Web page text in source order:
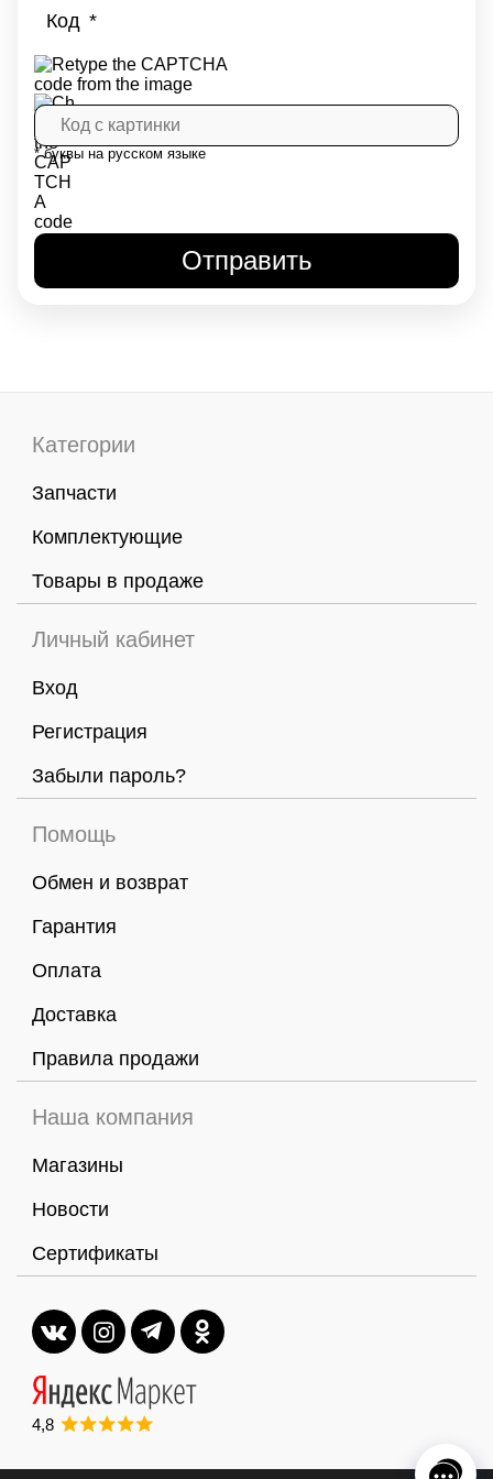
Код
* буквы на русском языке
Категории
Запчасти
Комплектующие
Товары в продаже
Личный кабинет
Вход
Регистрация
Забыли пароль?
Помощь
Обмен и возврат
Гарантия
Оплата
Доставка
Правила продажи
Наша компания
Магазины
Новости
Сертификаты
4,8